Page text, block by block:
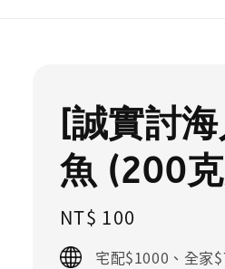
[誠實討
魚 (200
Regular
price
NT$ 100
宅配$1000、全家